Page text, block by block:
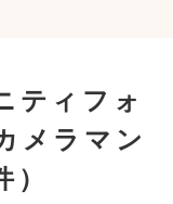
ティフォ
メラマン
）